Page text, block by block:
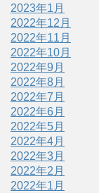
2023年1月
2022年12月
2022年11月
2022年10月
2022年9月
2022年8月
2022年7月
2022年6月
2022年5月
2022年4月
2022年3月
2022年2月
2022年1月